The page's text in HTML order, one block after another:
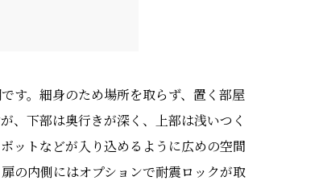
す。細身のため場所を取らず、置く部屋
、下部は奥行きが深く、上部は浅いつく
ットなどが入り込めるように広めの空間
の内側にはオプションで耐震ロックが取